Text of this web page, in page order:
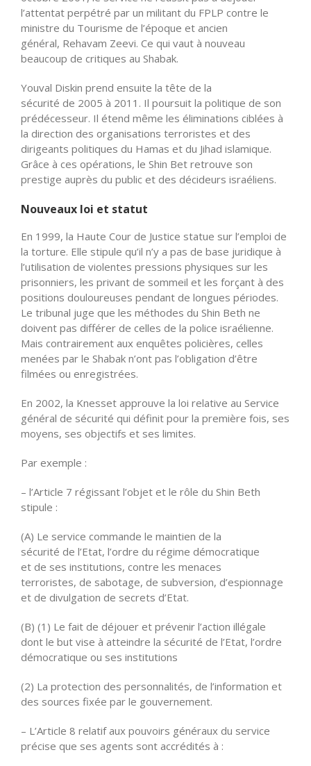
l’attentat perpétré par un militant du FPLP contre le
ministre du Tourisme de l’époque et ancien
général, Rehavam Zeevi. Ce qui vaut à nouveau
beaucoup de critiques au Shabak.
Youval Diskin prend ensuite la tête de la
sécurité de 2005 à 2011. Il poursuit la politique de son
prédécesseur. Il étend même les éliminations ciblées à
la direction des organisations terroristes et des
dirigeants politiques du Hamas et du Jihad islamique.
Grâce à ces opérations, le Shin Bet retrouve son
prestige auprès du public et des décideurs israéliens.
Nouveaux loi et statut
En 1999, la Haute Cour de Justice statue sur l’emploi de
la torture. Elle stipule qu’il n’y a pas de base juridique à
l’utilisation de violentes pressions physiques sur les
prisonniers, les privant de sommeil et les forçant à des
positions douloureuses pendant de longues périodes.
Le tribunal juge que les méthodes du Shin Beth ne
doivent pas différer de celles de la police israélienne.
Mais contrairement aux enquêtes policières, celles
menées par le Shabak n’ont pas l’obligation d’être
filmées ou enregistrées.
En 2002, la Knesset approuve la loi relative au Service
général de sécurité qui définit pour la première fois, ses
moyens, ses objectifs et ses limites.
Par exemple :
– l’Article 7 régissant l’objet et le rôle du Shin Beth
stipule :
(A) Le service commande le maintien de la
sécurité de l’Etat, l’ordre du régime démocratique
et de ses institutions, contre les menaces
terroristes, de sabotage, de subversion, d’espionnage
et de divulgation de secrets d’Etat.
(B) (1) Le fait de déjouer et prévenir l’action illégale
dont le but vise à atteindre la sécurité de l’Etat, l’ordre
démocratique ou ses institutions
(2) La protection des personnalités, de l’information et
des sources fixée par le gouvernement.
– L’Article 8 relatif aux pouvoirs généraux du service
précise que ses agents sont accrédités à :